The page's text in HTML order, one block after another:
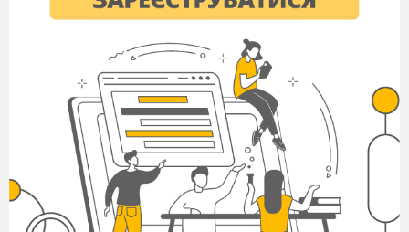
Фонограма«Хава – нагила»
- Рэбэ, а почему курица не летает?
- Так ей Господь велел!
- Рэбэ, а почему петух на одной ноге стоит!
- Не морочь мне голову, если и эту уберет –
свалится!
- Умные вы люди, дай вам Бог здоровья.
- Когда люди смеются – это хорошо!
- Ми живемо з вами на нашій славній Україні. І